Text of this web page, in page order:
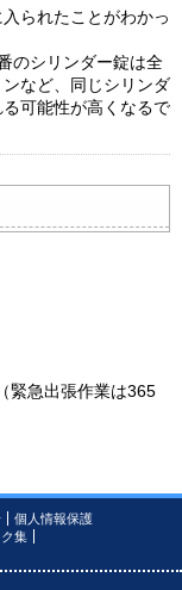
られたことがわかっ
のシリンダー錠は全
など、同じシリンダ
可能性が高くなるで
出張作業は365
個人情報保護
集